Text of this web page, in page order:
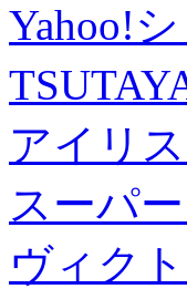
Yahoo!
アイリ
スーパ
ヴィク